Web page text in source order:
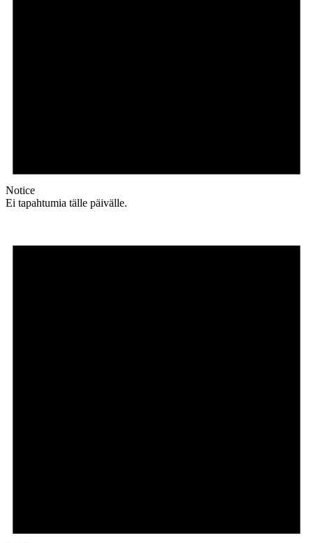
Notice
Ei tapahtumia tälle päivälle.